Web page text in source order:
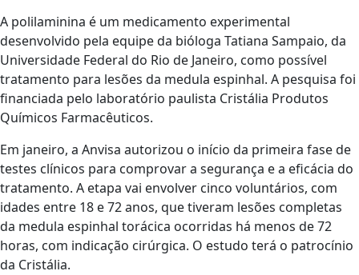
A polilaminina é um medicamento experimental
desenvolvido pela equipe da bióloga Tatiana Sampaio, da
Universidade Federal do Rio de Janeiro, como possível
tratamento para lesões da medula espinhal. A pesquisa foi
financiada pelo laboratório paulista Cristália Produtos
Químicos Farmacêuticos.
Em janeiro, a Anvisa autorizou o início da primeira fase de
testes clínicos para comprovar a segurança e a eficácia do
tratamento. A etapa vai envolver cinco voluntários, com
idades entre 18 e 72 anos, que tiveram lesões completas
da medula espinhal torácica ocorridas há menos de 72
horas, com indicação cirúrgica. O estudo terá o patrocínio
da Cristália.